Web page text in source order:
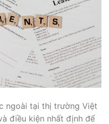
ngoài tại thị trường Việt
điều kiện nhất định để